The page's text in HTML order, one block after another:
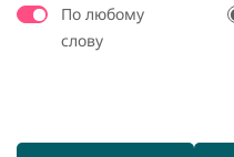
По любому
слову